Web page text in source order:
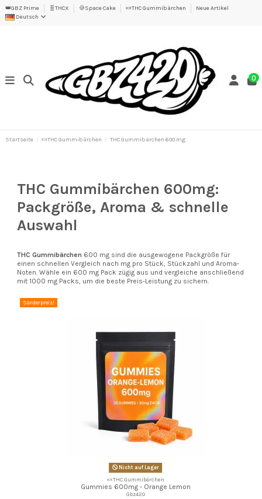
👑GBZ Prime 🧬THCX 🍪Space Cake 🍬THC Gummibärchen
Neue Artikel
Deutsch
0
Startseite 🍬THC Gummibärchen THC Gummibärchen 600 mg
THC Gummibärchen 600mg:
Packgröße, Aroma & schnelle
Auswahl
THC Gummibärchen 600 mg sind die ausgewogene Packgröße für
einen schnellen Vergleich nach mg pro Stück, Stückzahl und Aroma-
Noten. Wähle ein 600 mg Pack zügig aus und vergleiche anschließend
mit 1000 mg Packs, um die beste Preis-Leistung zu sichern.
Sonderpreis!
Nicht auf Lager
🍬THC Gummibärchen
Gummies 600mg - Orange Lemon
Gbz420